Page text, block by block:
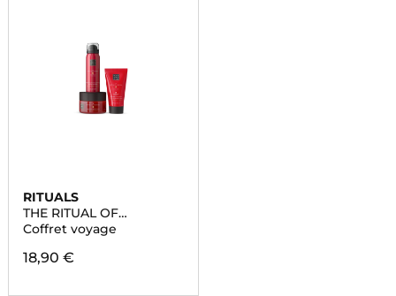
RITUALS
THE RITUAL OF
AYURVEDA
Coffret voyage
18,90 €